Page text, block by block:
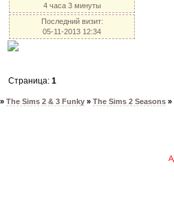
4 часа 3 минуты
Последний визит:
05-11-2013 12:34
Страница:1
» The Sims 2 & 3 Funky » The Sims 2 Seasons »